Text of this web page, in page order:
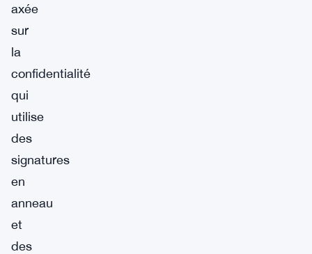
axée
sur
la
confidentialité
qui
utilise
des
signatures
en
anneau
et
des